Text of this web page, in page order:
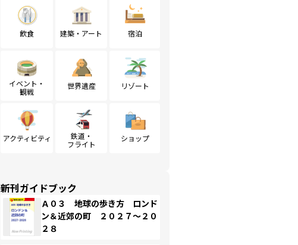
飲食 建築・アート 宿泊
イベント・
観戦
世界遺産 リゾート
アクティビティ
鉄道・
フライト
ショップ
新刊ガイドブック
Ａ０３ 地球の歩き方 ロンド
ン＆近郊の町 ２０２７～２０
２８